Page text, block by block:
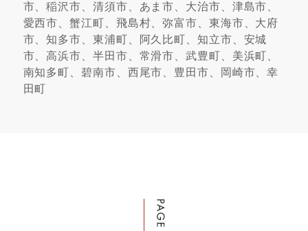
市、稲沢市、清須市、あま市、大治市、津島市、
愛西市、蟹江町、飛島村、弥富市、東海市、大府
市、知多市、東浦町、阿久比町、知立市、安城
市、高浜市、半田市、常滑市、武豊町、美浜町、
南知多町、碧南市、西尾市、豊田市、岡崎市、幸
田町